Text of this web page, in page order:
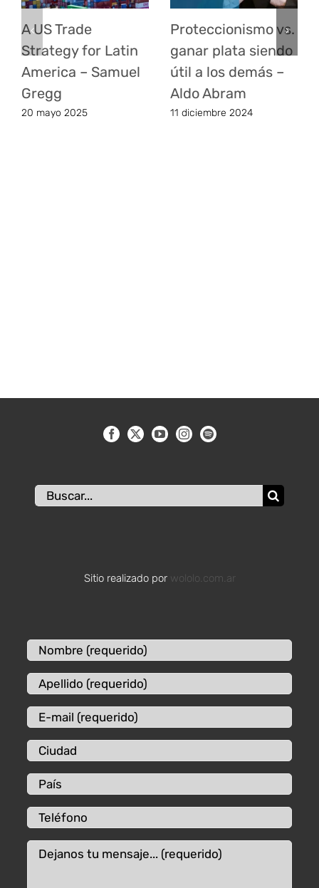
A US Trade
Strategy for Latin
America – Samuel
Gregg
20 mayo 2025
Proteccionismo vs.
ganar plata siendo
útil a los demás –
Aldo Abram
11 diciembre 2024
Buscar:
Sitio realizado por wololo.com.ar